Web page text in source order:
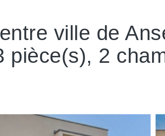
ville de
pièce(s), 2